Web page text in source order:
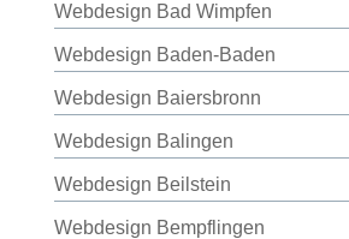
Webdesign Bad Wimpfen
Webdesign Baden-Baden
Webdesign Baiersbronn
Webdesign Balingen
Webdesign Beilstein
Webdesign Bempflingen